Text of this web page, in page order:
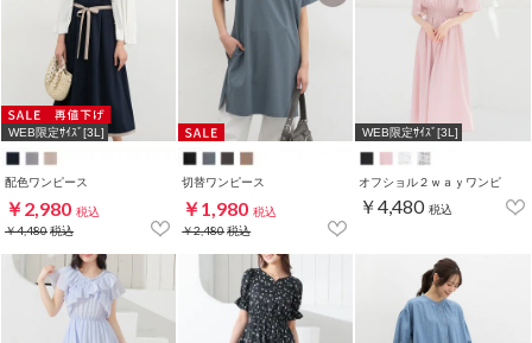
WEB限定ｻｲｽﾞ[3L]
配色ワンピース
￥2,980 税込
￥4,480税込
切替ワンピース
￥1,980 税込
￥2,480税込
WEB限定ｻｲｽﾞ[3L]
オフショル２ｗａｙワンピ
￥4,480 税込